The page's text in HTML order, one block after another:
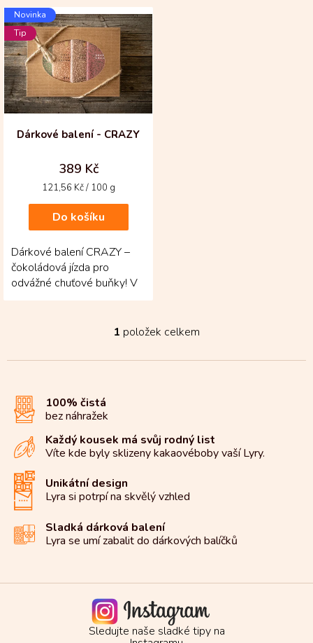
V
ý
p
i
s
p
r
o
Novinka
Tip
Dárkové balení - CRAZY
389 Kč
Měrná
121,56 Kč / 100 g
Do košíku
Dárkové balení CRAZY –
čokoládová jízda pro
odvážné chuťové buňky! V
elegantní sadě se ukrývá
O
l
í
p
r
y
ý
p
i
1 položek celkem
100% čistá
bez náhražek
Každý kousek má svůj rodný list
Víte kde byly sklizeny kakaovéboby vaší Lyry.
Unikátní design
Lyra si potrpí na skvělý vzhled
Sladká dárková balení
Lyra se umí zabalit do dárkových balíčků
Sledujte naše sladké tipy na